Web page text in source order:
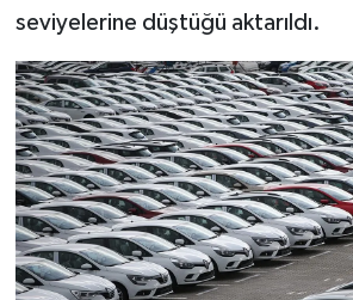
seviyelerine düştüğü aktarıldı.